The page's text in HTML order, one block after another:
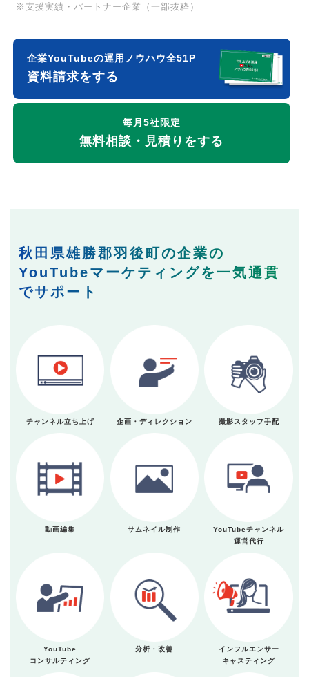
※支援実績・パートナー企業（一部抜粋）
企業YouTubeの運用ノウハウ全51P
資料請求をする
毎月5社限定
無料相談・見積りをする
秋田県雄勝郡羽後町の企業の
YouTubeマーケティングを一気通貫
でサポート
チャンネル立ち上げ 企画・ディレクション 撮影スタッフ手配
動画編集 サムネイル制作
YouTubeチャンネル
運営代行
YouTube
コンサルティング
分析・改善
インフルエンサー
キャスティング